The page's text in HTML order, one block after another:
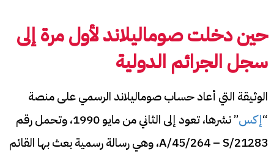
حين دخلت صوماليلاند لأول مرة إلى
سجل الجرائم الدولية
الوثيقة التي أعاد حساب صوماليلاند الرسمي على منصة
“إكس
” نشرها، تعود إلى الثاني من مايو 1990، وتحمل رقم
A/45/264 – S/21283، وهي رسالة رسمية بعث بها القائم